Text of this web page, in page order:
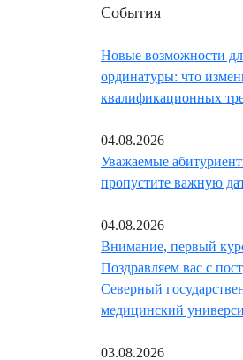
События
Новые возможности
ординатуры: что
квалификационных
04.08.2026
Уважаемые
пропустите важную
04.08.2026
Внимание, первый
Поздравляем вас с
Северный
медицинский
03.08.2026